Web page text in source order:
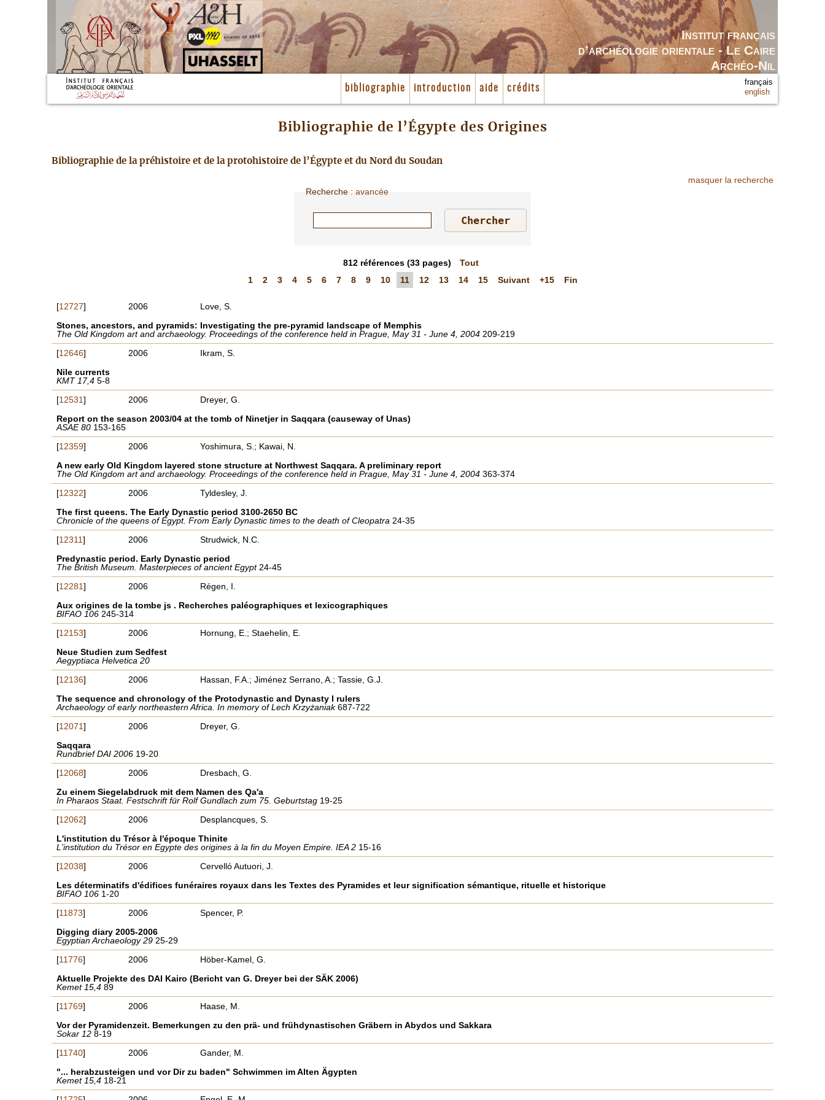
Institut français
d’archéologie orientale - Le Caire
Archéo-Nil
bibliographie introduction aide crédits
français
english
Bibliographie de l’Égypte des Origines
Bibliographie de la préhistoire et de la protohistoire de l’Égypte et du Nord du Soudan
masquer la recherche
Recherche :avancée
812 références(33 pages)
Tout
1
2 3 4 5 6 7 8 9 10 11 12 13 14 15 Suivant +15 Fin
[12727] 2006
Love, S.
Stones, ancestors, and pyramids: Investigating the pre-pyramid landscape of Memphis
The Old Kingdom art and archaeology. Proceedings of the conference held in Prague, May 31 - June 4, 2004209-219
[12646] 2006
Ikram, S.
Nile currents
KMT 17,4 5-8
[12531] 2006
Dreyer, G.
Report on the season 2003/04 at the tomb of Ninetjer in Saqqara (causeway of Unas)
ASAE 80 153-165
[12359] 2006
Yoshimura, S.; Kawai, N.
A new early Old Kingdom layered stone structure at Northwest Saqqara. A preliminary report
The Old Kingdom art and archaeology. Proceedings of the conference held in Prague, May 31 - June 4, 2004363-374
[12322] 2006
Tyldesley, J.
The first queens. The Early Dynastic period 3100-2650 BC
Chronicle of the queens of Egypt. From Early Dynastic times to the death of Cleopatra24-35
[12311] 2006
Strudwick, N.C.
Predynastic period. Early Dynastic period
The British Museum. Masterpieces of ancient Egypt24-45
[12281] 2006
Régen, I.
Aux origines de la tombe js . Recherches paléographiques et lexicographiques
BIFAO 106 245-314
[12153] 2006
Hornung, E.; Staehelin, E.
Neue Studien zum Sedfest
Aegyptiaca Helvetica 20
[12136] 2006
Hassan, F.A.; Jiménez Serrano, A.; Tassie, G.J.
The sequence and chronology of the Protodynastic and Dynasty I rulers
Archaeology of early northeastern Africa. In memory of Lech Krzyżaniak687-722
[12071] 2006
Dreyer, G.
Saqqara
Rundbrief DAI 2006 19-20
[12068] 2006
Dresbach, G.
Zu einem Siegelabdruck mit dem Namen des Qa'a
In Pharaos Staat. Festschrift für Rolf Gundlach zum 75. Geburtstag 19-25
[12062] 2006
Desplancques, S.
L'institution du Trésor à l'époque Thinite
L'institution du Trésor en Egypte des origines à la fin du Moyen Empire. IEA 2 15-16
[12038] 2006
Cervelló Autuori, J.
Les déterminatifs d'édifices funéraires royaux dans les Textes des Pyramides et leur signification sémantique, rituelle et historique
BIFAO 106 1-20
[11873] 2006
Spencer, P.
Digging diary 2005-2006
Egyptian Archaeology 29 25-29
[11776] 2006
Höber-Kamel, G.
Aktuelle Projekte des DAI Kairo (Bericht van G. Dreyer bei der SÄK 2006)
Kemet 15,4 89
[11769] 2006
Haase, M.
Vor der Pyramidenzeit. Bemerkungen zu den prä- und frühdynastischen Gräbern in Abydos und Sakkara
Sokar 12 8-19
[11740] 2006
Gander, M.
"... herabzusteigen und vor Dir zu baden" Schwimmen im Alten Ägypten
Kemet 15,4 18-21